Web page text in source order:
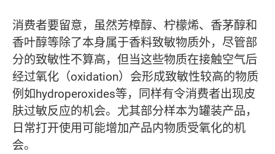
消费者要留意，虽然芳樟醇、柠檬烯、香茅醇和
香叶醇等除了本身属于香料致敏物质外，尽管部
分的致敏性不算高，但当这些物质在接触空气后
经过氧化（oxidation）会形成致敏性较高的物质
例如hydroperoxides等，同样有令消费者出现皮
肤过敏反应的机会。尤其部分样本为罐装产品，
日常打开使用可能增加产品内物质受氧化的机
会。